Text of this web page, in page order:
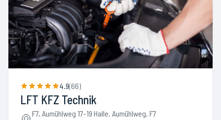
4.9(66)
LFT KFZ Technik
F7, Aumühlweg 17-19 Halle, Aumühlweg, F7